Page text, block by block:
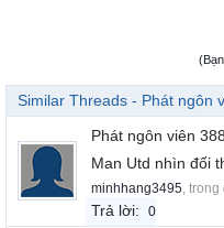
Similar Threads - Phát ngôn
Phát ngôn viên
Man Utd nhìn đối
minhhang3495, trong
Trả lời: 0